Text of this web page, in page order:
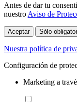
Antes de dar tu
nuestro Aviso de
Aceptar Sólo
Nuestra política de
Configuración de
Marketing a